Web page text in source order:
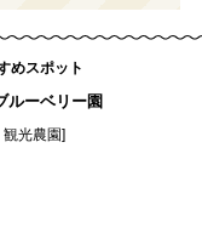
めスポット
ルーベリー園
観光農園]